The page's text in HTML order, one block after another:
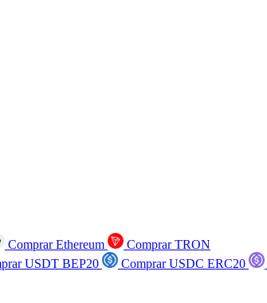
Comprar Ethereum
Comprar TRON
USDT BEP20 Comprar USDC ERC20